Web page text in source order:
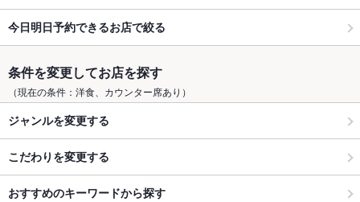
今日明日予約できるお店で絞る
条件を変更してお店を探す
（現在の条件：洋食、カウンター席あり）
ジャンルを変更する
こだわりを変更する
おすすめのキーワードから探す